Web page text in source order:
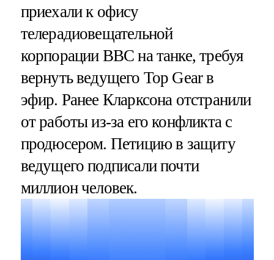
приехали к офису
телерадиовещательной
корпорации BBC на танке, требуя
вернуть ведущего Top Gear в
эфир. Ранее Кларксона отстранили
от работы из-за его конфликта с
продюсером. Петицию в защиту
ведущего подписали почти
миллион человек.